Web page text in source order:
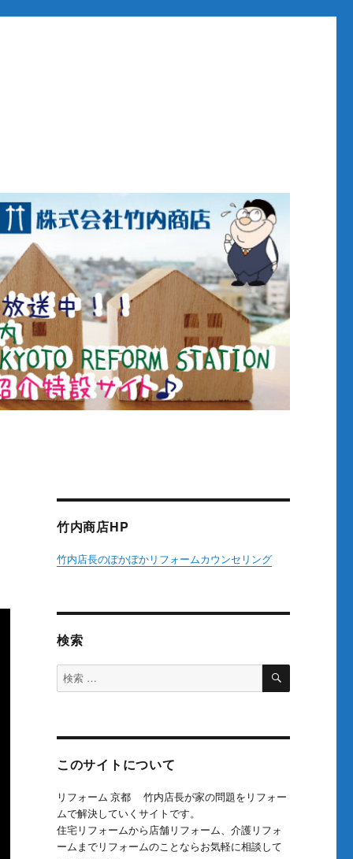
竹内商店HP
竹内店長のぽかぽかリフォームカウンセリング
検索
検
索
検
このサイトについて
リフォーム 京都 竹内店長が家の問題をリフォー
ムで解決していくサイトです。
住宅リフォームから店舗リフォーム、介護リフォ
ームまでリフォームのことならお気軽に相談して